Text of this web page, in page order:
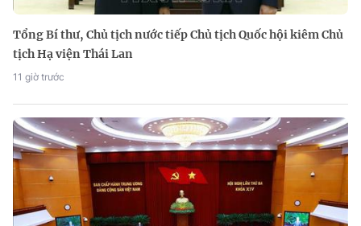
Tổng Bí thư, Chủ tịch nước tiếp Chủ tịch Quốc hội kiêm Chủ
tịch Hạ viện Thái Lan
11 giờ trước